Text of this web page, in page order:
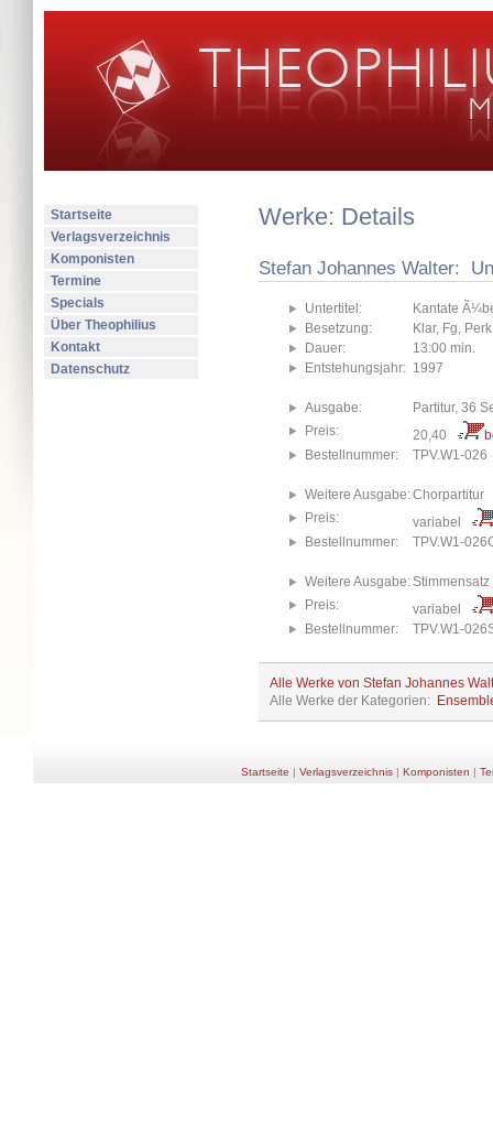
Startseite
Verlagsverzeichnis
Komponisten
Termine
Specials
Über Theophilius
Kontakt
Datenschutz
Werke: Details
Stefan Johannes Walter:
Untertitel:
Kantate
Besetzung:
Klar, Fg,
Dauer:
13:00 min.
Entstehungsjahr: 1997
Ausgabe:
Partitur, 36
Preis:
20,40
Bestellnummer:
TPV.W1-026
Weitere Ausgabe:Chorpartitur
Preis:
variabel
Bestellnummer:
TPV.W1-
Weitere Ausgabe:Stimmensatz
Preis:
variabel
Bestellnummer:
TPV.W1-
Alle Werke von Stefan Johannes
Alle Werke der Kategorien:
Startseite | Verlagsverzeichnis| Komponisten |